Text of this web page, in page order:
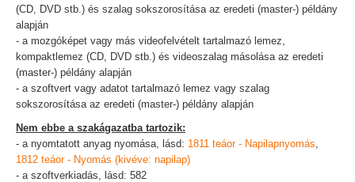
IRODÁK
(CD, DVD stb.) és szalag sokszorosítása az eredeti (master-) példány
alapján
- a mozgóképet vagy más videofelvételt tartalmazó lemez,
kompaktlemez (CD, DVD stb.) és videoszalag másolása az eredeti
(master-) példány alapján
- a szoftvert vagy adatot tartalmazó lemez vagy szalag
sokszorosítása az eredeti (master-) példány alapján
Nem ebbe a szakágazatba tartozik:
- a nyomtatott anyag nyomása, lásd: 1811 teáor - Napilapnyomás,
1812 teáor - Nyomás (kivéve: napilap)
- a szoftverkiadás, lásd: 582